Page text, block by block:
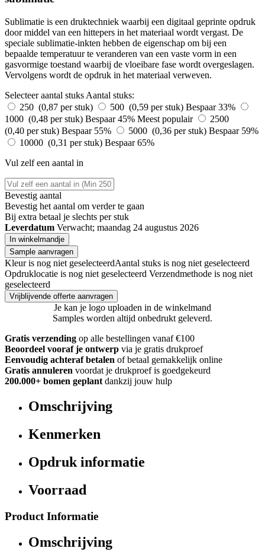
Sublimatie is een druktechniek waarbij een digitaal geprinte opdruk
door middel van een hittepers in het materiaal wordt vergast. De
speciale sublimatie-inkten hebben de eigenschap om bij een
bepaalde temperatuur te veranderen van een vaste vorm in een
gasvormige toestand waarbij de vloeibare fase wordt overgeslagen.
Vervolgens wordt de opdruk in het materiaal verweven.
Selecteer aantal stuks Aantal stuks:
250 (0,87 per stuk)
500 (0,59 per stuk) Bespaar 33%
1000 (0,48 per stuk) Bespaar 45% Meest populair
2500
(0,40 per stuk) Bespaar 55% 5000 (0,36 per stuk) Bespaar 59%
10000 (0,31 per stuk) Bespaar 65%
Vul zelf een aantal in
Bevestig aantal
Bevestig het aantal om verder te gaan
Bij extra betaal je slechts per stuk
Leverdatum Verwacht; maandag 24 augustus 2026
In winkelmandje
Sample aanvragen
Kleur is nog niet geselecteerdAantal stuks is nog niet geselecteerd
Opdruklocatie is nog niet geselecteerd Verzendmethode is nog niet
geselecteerd
Vrijblijvende offerte aanvragen
Je kan je logo uploaden in de winkelmand
Samples worden altijd onbedrukt geleverd.
Gratis verzending op alle bestellingen vanaf €100
Beoordeel vooraf je ontwerp via je gratis drukproef
Eenvoudig achteraf betalen of betaal gemakkelijk online
Gratis annuleren voordat je drukproef is goedgekeurd
200.000+ bomen geplant dankzij jouw hulp
Omschrijving
Kenmerken
Opdruk informatie
Voorraad
Product Informatie
Omschrijving